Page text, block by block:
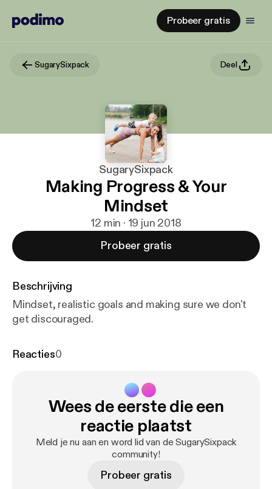
Probeer gratis
SugarySixpack Deel
SugarySixpack
Making Progress & Your
Mindset
12 min · 19 jun 2018
Probeer gratis
Beschrijving
Mindset, realistic goals and making sure we don't
get discouraged.
Reacties0
Wees de eerste die een
reactie plaatst
Meld je nu aan en word lid van de SugarySixpack
community!
Probeer gratis